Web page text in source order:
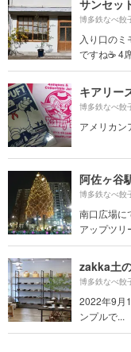
博多鉄なべ餃
入り口の
ですね☕️ 4
キアリー
博多鉄なべ餃
アメリカン
阿佐ヶ谷
博多鉄なべ餃
南口広場に
アップツリ
zakka土
博多鉄なべ餃
2022年9月
ンプルで...